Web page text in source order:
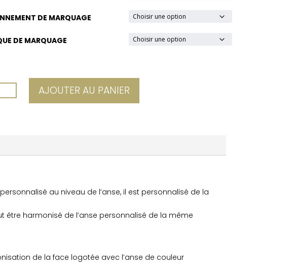
DE MARQUAGE
DE MARQUAGE
AJOUTER AU PANIER
au niveau de l’anse, il est personnalisé de la
être harmonisé de l’anse personnalisé de la même
de la face logotée avec l’anse de couleur